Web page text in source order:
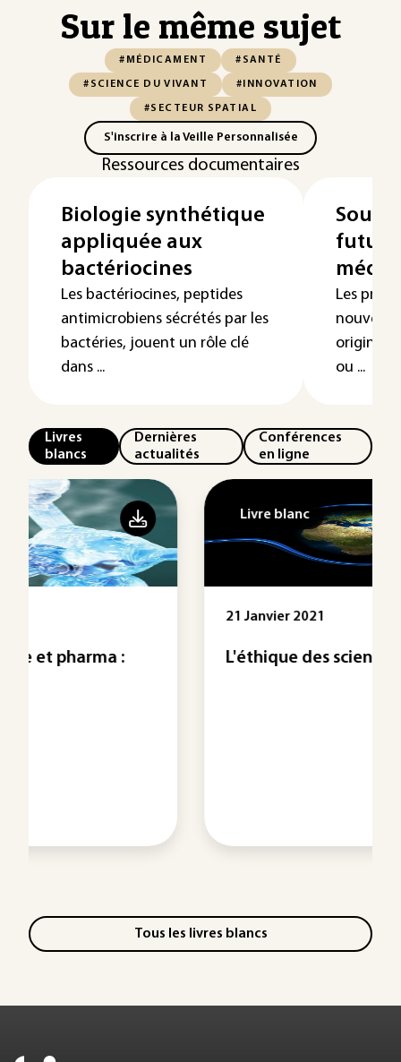
Sur le même sujet
#MÉDICAMENT #SANTÉ
#SCIENCE DU VIVANT #INNOVATION
#SECTEUR SPATIAL
S'inscrire à la Veille Personnalisée
Ressources documentaires
Biologie synthétique
appliquée aux
bactériocines
Les bactériocines, peptides
antimicrobiens sécrétés par les
bactéries, jouent un rôle clé
dans ...
Les
origine
ou ...
Livres
blancs
Dernières
actualités
Conférences
en ligne
Livre blanc
L'éthique des sciences à la loupe
Tous les livres blancs